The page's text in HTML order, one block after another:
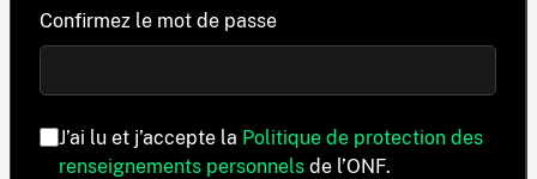
Confirmez le mot de passe
J’ai lu et j’accepte la Politique de protection des
renseignements personnels de l’ONF.